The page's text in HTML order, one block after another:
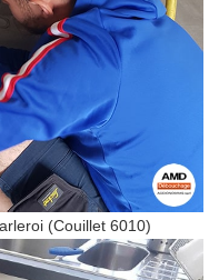
(Couillet 6010)